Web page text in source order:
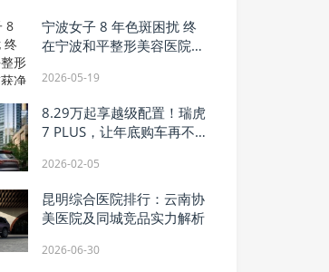
宁波女子 8 年色斑困扰 终
在宁波和平整形美容医院重
2026-05-19
8.29万起享越级配置！瑞虎
7 PLUS，让年底购车再不用
2026-02-05
昆明综合医院排行：云南协
美医院及同城竞品实力解析
2026-06-30